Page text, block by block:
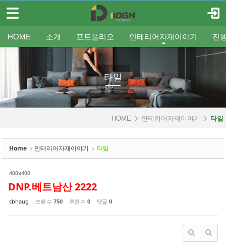
HOME 소개 포트폴리오 인테리어자재이야기 진
조직도 오시는 길
평형별샷시 기타공사
욕실 타일 바닥재 벽지
무료출장견적 인테리어셀프자동견적
Q&A FAQ
타일
HOME 인테리어자재이야기 타일
Home 인테리어자재이야기 타일
400x400
DNP.베트남산 2222
sbhaug 조회 수 750 추천 수 0 댓글 0
로그인
HOME
포트폴리오
인테리어자재이야기
- 중문/파티션
- 욕실
- 타일
Sketchbook5, 스케치북5
Sketchbook5, 스케치북5